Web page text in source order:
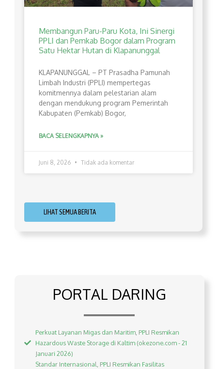
Membangun Paru-Paru Kota, Ini Sinergi
PPLI dan Pemkab Bogor dalam Program
Satu Hektar Hutan di Klapanunggal
​KLAPANUNGGAL – PT Prasadha Pamunah
Limbah Industri (PPLI) mempertegas
komitmennya dalam pelestarian alam
dengan mendukung program Pemerintah
Kabupaten (Pemkab) Bogor,
BACA SELENGKAPNYA »
Juni 8, 2026 Tidak ada komentar
LIHAT SEMUA BERITA
PORTAL DARING
Perkuat Layanan Migas dan Maritim, PPLI Resmikan
Hazardous Waste Storage di Kaltim (okezone.com - 21
Januari 2026)
Standar Internasional, PPLI Resmikan Fasilitas